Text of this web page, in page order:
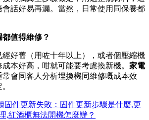
話好易再漏。當然，日常使用同保養都
值得維修？
好舊（用咗十年以上），或者個壓縮機
本好高，咁就可能要考慮換新機。 家電
會同客人分析埋換機同維修嘅成本效
固件更新失敗：固件更新步驟是什麼,更
,紅酒櫃無法開機怎麼辦？